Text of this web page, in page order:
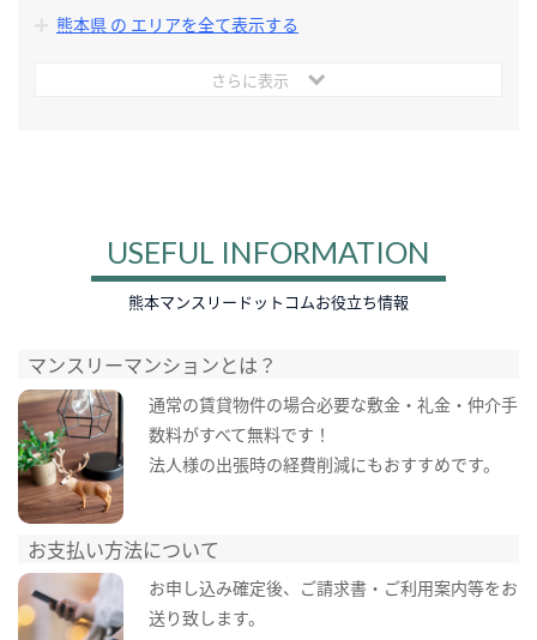
熊本県 の エリアを全て表示する
さらに表示
USEFUL INFORMATION
熊本マンスリードットコムお役立ち情報
マンスリーマンションとは？
通常の賃貸物件の場合必要な敷金・礼金・仲介手
数料がすべて無料です！
法人様の出張時の経費削減にもおすすめです。
お支払い方法について
お申し込み確定後、ご請求書・ご利用案内等をお
送り致します。